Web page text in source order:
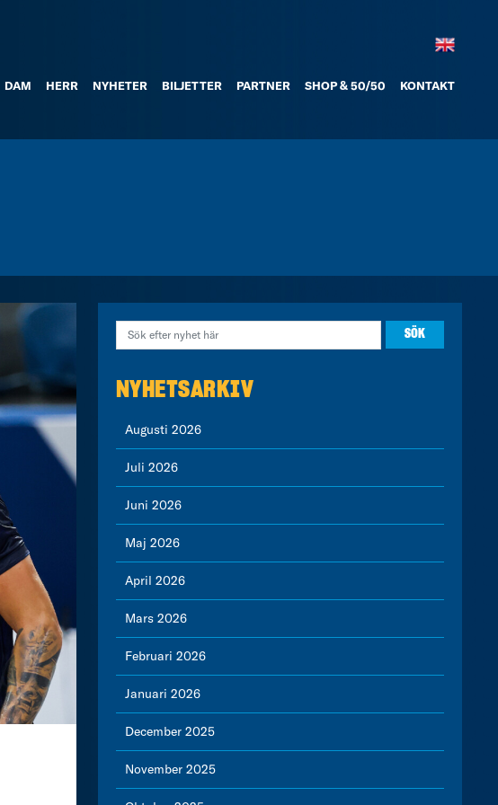
DAM HERR NYHETER BILJETTER PARTNER SHOP & 50/50 KONTAKT
NYHETSARKIV
Augusti 2026
Juli 2026
Juni 2026
Maj 2026
April 2026
Mars 2026
Februari 2026
Januari 2026
December 2025
November 2025